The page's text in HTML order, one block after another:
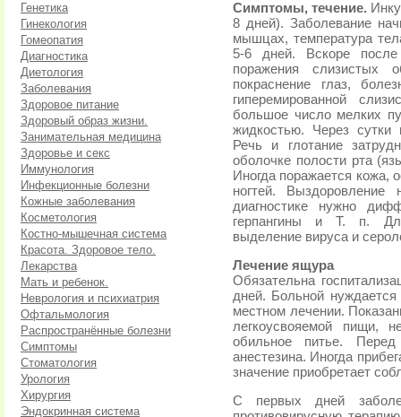
Генетика
Гинекология
Гомеопатия
Диагностика
Диетология
Заболевания
Здоровое питание
Здоровый образ жизни.
Занимательная медицина
Здоровье и секс
Иммунология
Инфекционные болезни
Кожные заболевания
Косметология
Костно-мышечная система
Красота. Здоровое тело.
Лекарства
Мать и ребенок.
Неврология и психиатрия
Офтальмология
Распространённые болезни
Симптомы
Стоматология
Урология
Хирургия
Эндокринная система
Симптомы, течение.
8 дней). Заболевание
мышцах, температура
5-6 дней. Вскоре
поражения слизистых
покраснение глаз,
гиперемированной
большое число мелких
жидкостью. Через сутки
Речь и глотание
оболочке полости рта
Иногда поражается кожа,
ногтей.
диагностике нужно
герпангины и Т. п.
выделение вируса и
Лечение ящура
Обязательна
дней. Больной
местном лечении.
легкоусвояемой пищи,
обильное питье.
анестезина. Иногда
значение приобретает
С первых дней